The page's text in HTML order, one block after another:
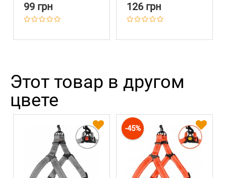
Active Салатовый
99 грн 126 грн
Этот товар в другом
цвете
-45%